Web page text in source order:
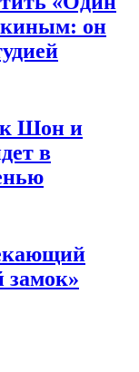
он
Шон и
в
замок»